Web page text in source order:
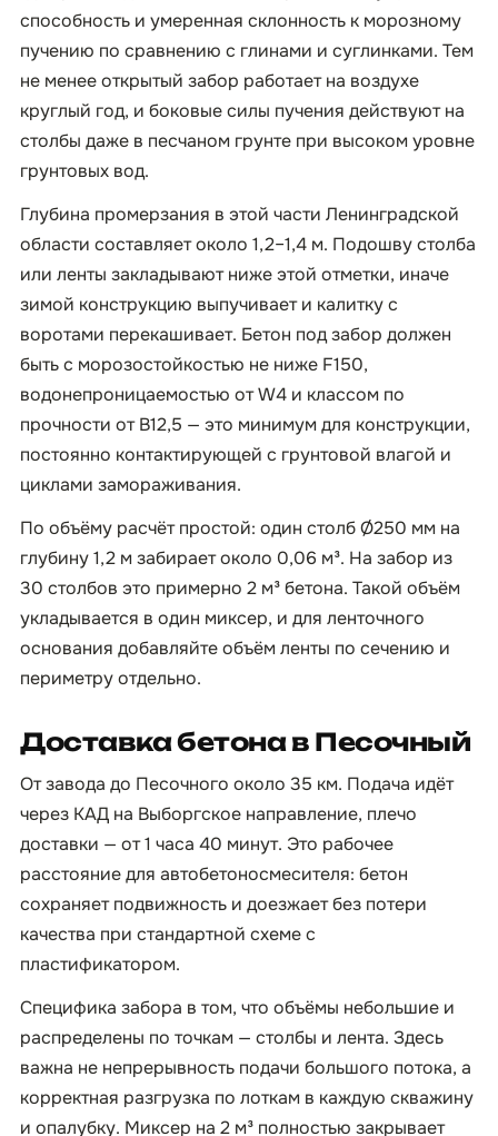
способность и умеренная склонность к морозному
пучению по сравнению с глинами и суглинками. Тем
не менее открытый забор работает на воздухе
круглый год, и боковые силы пучения действуют на
столбы даже в песчаном грунте при высоком уровне
грунтовых вод.
Глубина промерзания в этой части Ленинградской
области составляет около 1,2–1,4 м. Подошву столба
или ленты закладывают ниже этой отметки, иначе
зимой конструкцию выпучивает и калитку с
воротами перекашивает. Бетон под забор должен
быть с морозостойкостью не ниже F150,
водонепроницаемостью от W4 и классом по
прочности от B12,5 — это минимум для конструкции,
постоянно контактирующей с грунтовой влагой и
циклами замораживания.
По объёму расчёт простой: один столб Ø250 мм на
глубину 1,2 м забирает около 0,06 м³. На забор из
30 столбов это примерно 2 м³ бетона. Такой объём
укладывается в один миксер, и для ленточного
основания добавляйте объём ленты по сечению и
периметру отдельно.
Доставка бетона в Песочный
От завода до Песочного около 35 км. Подача идёт
через КАД на Выборгское направление, плечо
доставки — от 1 часа 40 минут. Это рабочее
расстояние для автобетоносмесителя: бетон
сохраняет подвижность и доезжает без потери
качества при стандартной схеме с
пластификатором.
Специфика забора в том, что объёмы небольшие и
распределены по точкам — столбы и лента. Здесь
важна не непрерывность подачи большого потока, а
корректная разгрузка по лоткам в каждую скважину
и опалубку. Миксер на 2 м³ полностью закрывает